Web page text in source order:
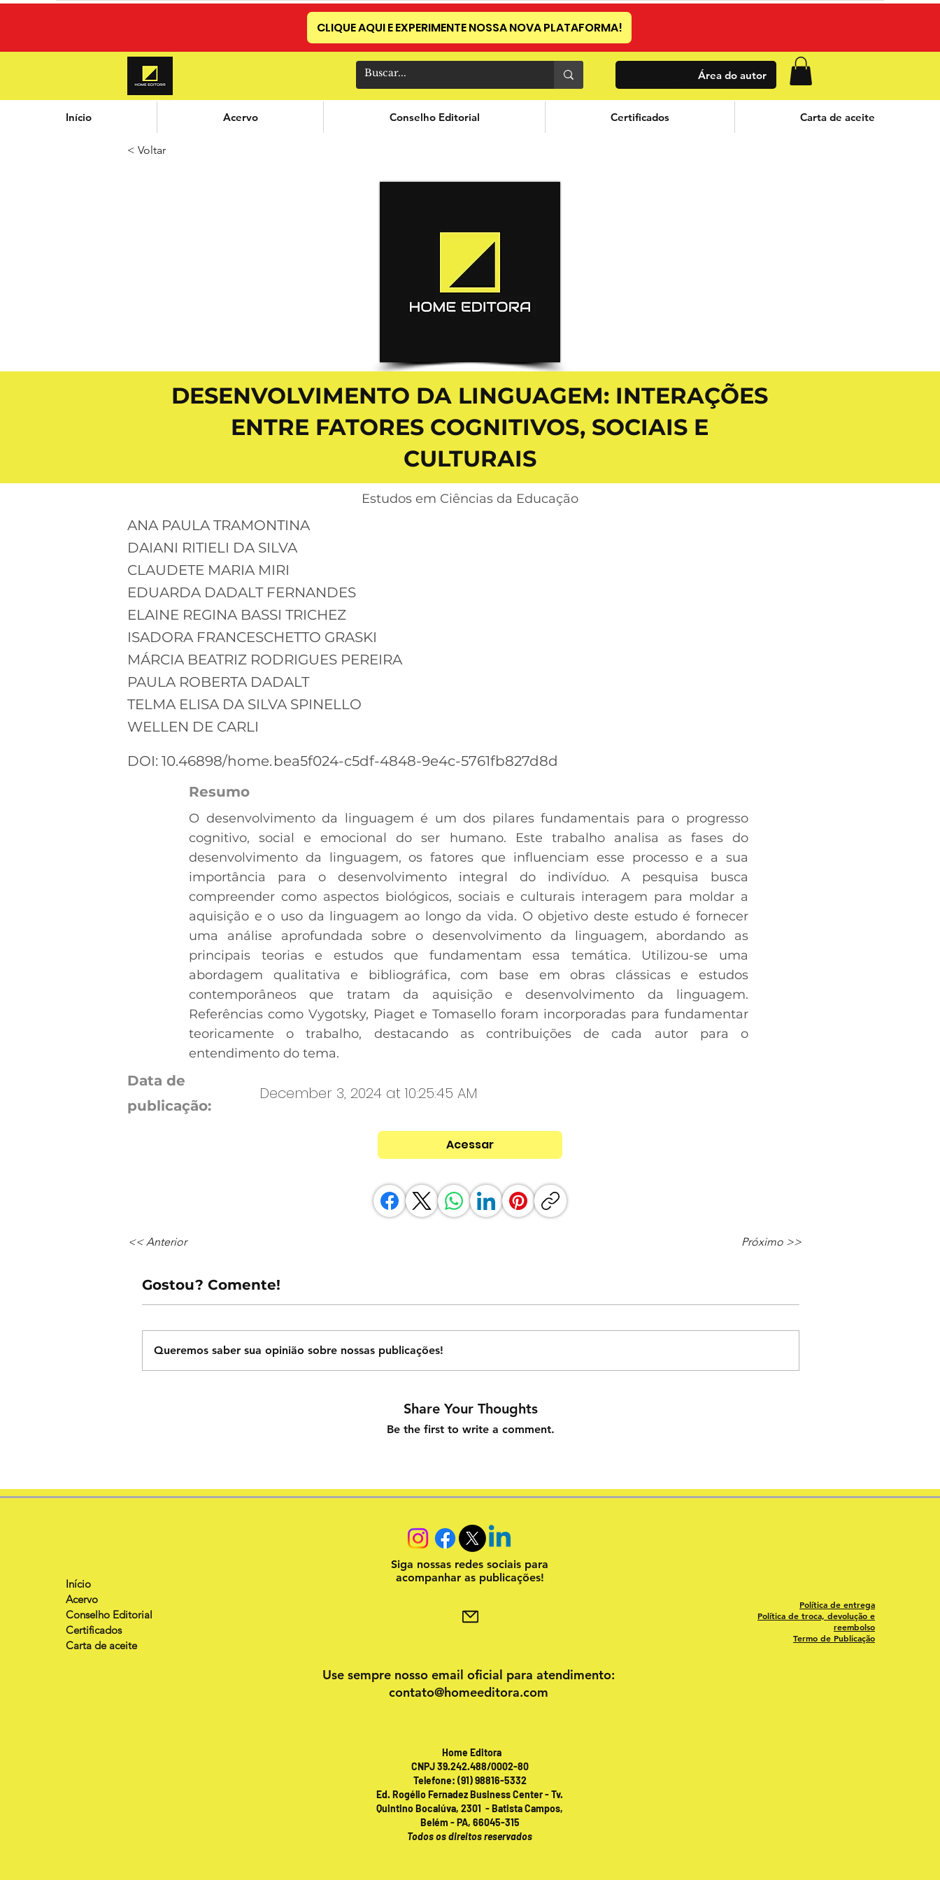
Área do autor
CLIQUE AQUI E EXPERIMENTE NOSSA NOVA PLATAFORMA!
Início Acervo Conselho Editorial Certificados Carta de aceite
< Voltar
DESENVOLVIMENTO DA LINGUAGEM: INTERAÇÕES
ENTRE FATORES COGNITIVOS, SOCIAIS E
CULTURAIS
Estudos em Ciências da Educação
ANA PAULA TRAMONTINA
DAIANI RITIELI DA SILVA
CLAUDETE MARIA MIRI
EDUARDA DADALT FERNANDES
ELAINE REGINA BASSI TRICHEZ
ISADORA FRANCESCHETTO GRASKI
MÁRCIA BEATRIZ RODRIGUES PEREIRA
PAULA ROBERTA DADALT
TELMA ELISA DA SILVA SPINELLO
WELLEN DE CARLI
DOI: 10.46898/home. bea5f024-c5df-4848-9e4c-5761fb827d8d
Resumo
O desenvolvimento da linguagem é um dos pilares fundamentais para o progresso
cognitivo, social e emocional do ser humano. Este trabalho analisa as fases do
desenvolvimento da linguagem, os fatores que influenciam esse processo e a sua
importância para o desenvolvimento integral do indivíduo. A pesquisa busca
compreender como aspectos biológicos, sociais e culturais interagem para moldar a
aquisição e o uso da linguagem ao longo da vida. O objetivo deste estudo é fornecer
uma análise aprofundada sobre o desenvolvimento da linguagem, abordando as
principais teorias e estudos que fundamentam essa temática. Utilizou-se uma
abordagem qualitativa e bibliográfica, com base em obras clássicas e estudos
contemporâneos que tratam da aquisição e desenvolvimento da linguagem.
Referências como Vygotsky, Piaget e Tomasello foram incorporadas para fundamentar
teoricamente o trabalho, destacando as contribuições de cada autor para o
entendimento do tema.
Data de
publicação:
December 3, 2024 at 10:25:45 AM
Acessar
<< Anterior Próximo >>
Gostou? Comente!
Queremos saber sua opinião sobre nossas publicações!
Share Your Thoughts
Be the first to write a comment.
Início
Acervo
Conselho Editorial
Certificados
Carta de aceite
Siga nossas redes sociais para
acompanhar as publicações!
Política de entrega
Política de troca, devolução e
reembolso
Termo de Publicação
Use sempre nosso email oficial para atendimento:
contato@homeeditora.com
Home Editora
CNPJ 39.242.488/0002-80
Telefone: (91) 98816-5332
Ed. Rogélio Fernadez Business Center - Tv.
Quintino Bocaiúva, 2301 - Batista Campos,
Belém - PA, 66045-315
Todos os direitos reservados